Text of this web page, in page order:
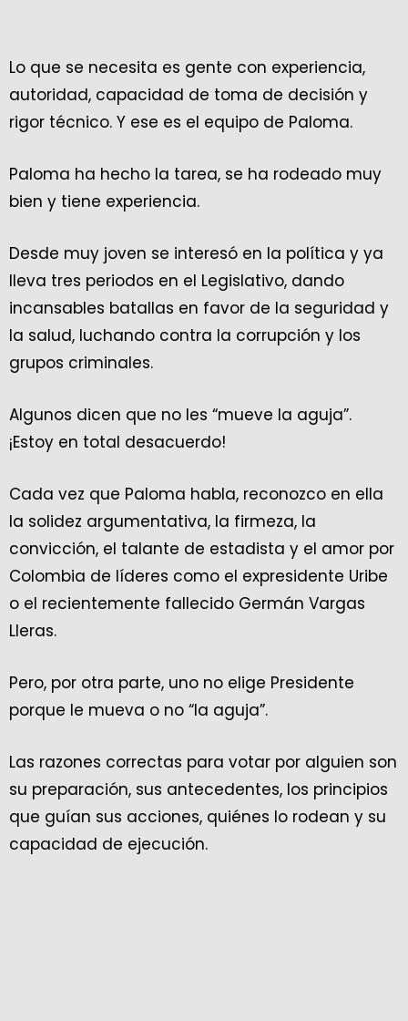
Lo que se necesita es gente con experiencia,
autoridad, capacidad de toma de decisión y
rigor técnico. Y ese es el equipo de Paloma.
Paloma ha hecho la tarea, se ha rodeado muy
bien y tiene experiencia.
Desde muy joven se interesó en la política y ya
lleva tres periodos en el Legislativo, dando
incansables batallas en favor de la seguridad y
la salud, luchando contra la corrupción y los
grupos criminales.
Algunos dicen que no les “mueve la aguja”.
¡Estoy en total desacuerdo!
Cada vez que Paloma habla, reconozco en ella
la solidez argumentativa, la firmeza, la
convicción, el talante de estadista y el amor por
Colombia de líderes como el expresidente Uribe
o el recientemente fallecido Germán Vargas
Lleras.
Pero, por otra parte, uno no elige Presidente
porque le mueva o no “la aguja”.
Las razones correctas para votar por alguien son
su preparación, sus antecedentes, los principios
que guían sus acciones, quiénes lo rodean y su
capacidad de ejecución.